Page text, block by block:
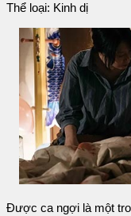
Thể loại: Kinh dị
Được ca ngợi là một